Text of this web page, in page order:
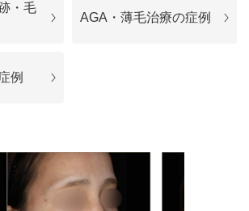
医師の
スケジュール
・毛
AGA・薄毛治療の症例
例